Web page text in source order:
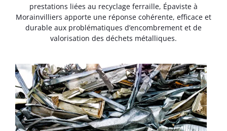
prestations liées au recyclage ferraille, Épaviste à
Morainvilliers apporte une réponse cohérente, efficace et
durable aux problématiques d’encombrement et de
valorisation des déchets métalliques.